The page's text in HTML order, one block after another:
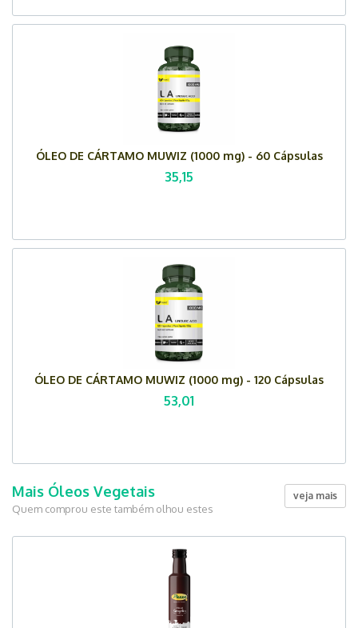
ÓLEO DE CÁRTAMO MUWIZ (1000 mg) - 60 Cápsulas
35,15
ÓLEO DE CÁRTAMO MUWIZ (1000 mg) - 120 Cápsulas
53,01
veja mais
Mais Óleos Vegetais
Quem comprou este também olhou estes